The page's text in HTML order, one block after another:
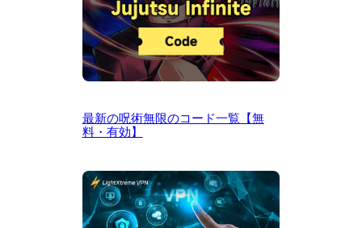
最新の呪術無限のコード一覧【無
料・有効】